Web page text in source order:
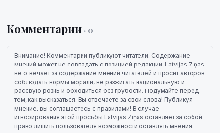
Комментарии · 0
Внимание! Комментарии публикуют читатели. Содержание
мнений может не совпадать с позицией редакции. Latvijas Ziņas
не отвечает за содержание мнений читателей и просит авторов
соблюдать нормы морали, не разжигать национальную и
расовую рознь и обходиться без грубости. Подумайте перед
тем, как высказаться. Вы отвечаете за свои слова! Публикуя
мнение, вы соглашаетесь с правилами! В случае
игнорирования этой просьбы Latvijas Ziņas оставляет за собой
право лишить пользователя возможности оставлять мнения.